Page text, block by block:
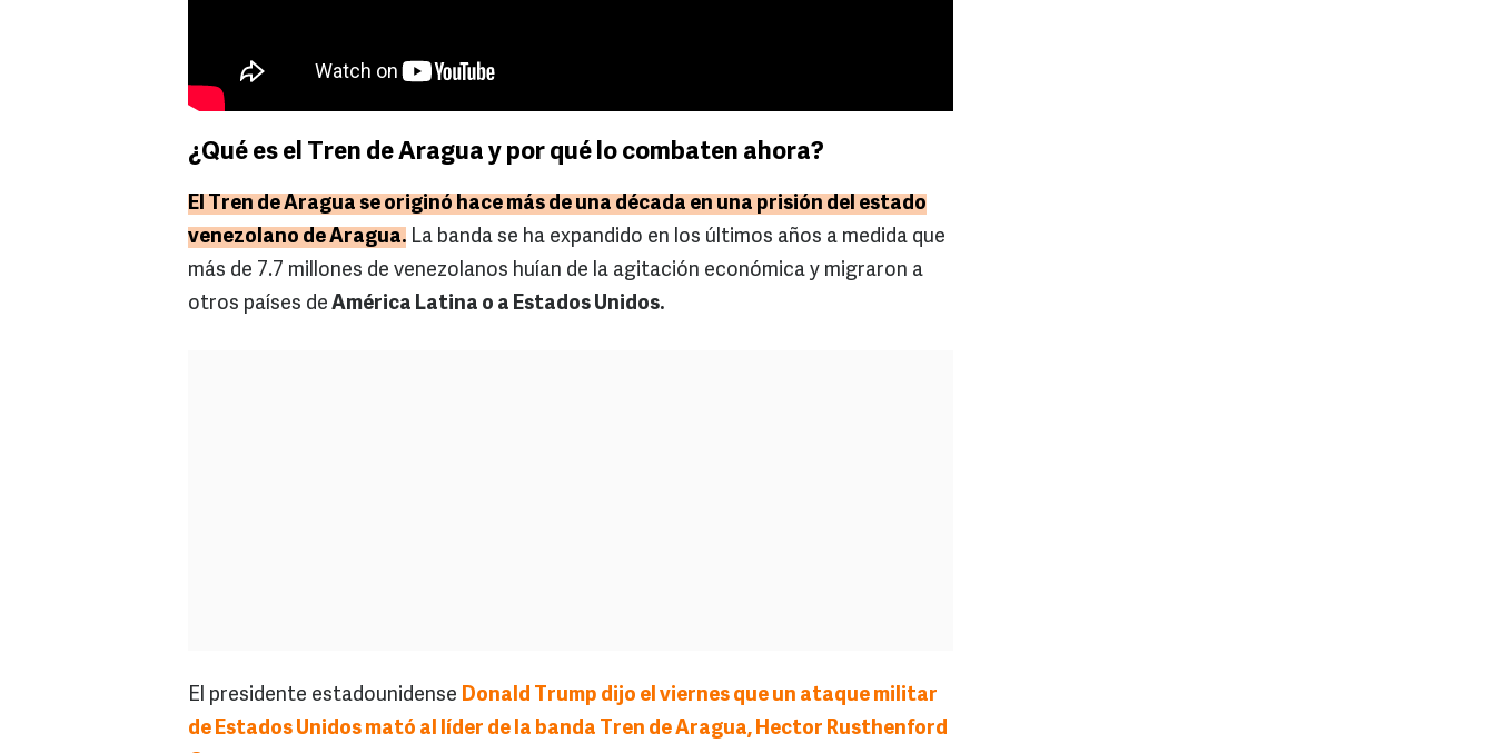
¿Qué es el Tren de Aragua y por qué lo combaten ahora?
El Tren de Aragua se originó hace más de una década en una prisión del estado
venezolano de Aragua. La banda se ha expandido en los últimos años a medida que
más de 7.7 millones de venezolanos huían de la agitación económica y migraron a
otros países de América Latina o a Estados Unidos.
El presidente estadounidense Donald Trump dijo el viernes que un ataque militar
de Estados Unidos mató al líder de la banda Tren de Aragua, Hector Rusthenford